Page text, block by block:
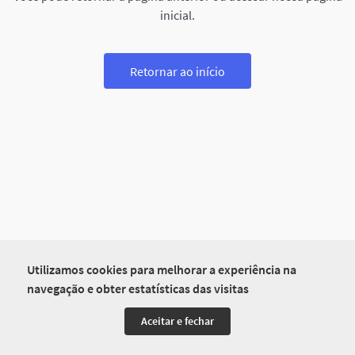
Utilizamos cookies para melhorar a experiência na
navegação e obter estatísticas das visitas
Aceitar e fechar
inicial.
Retornar ao início